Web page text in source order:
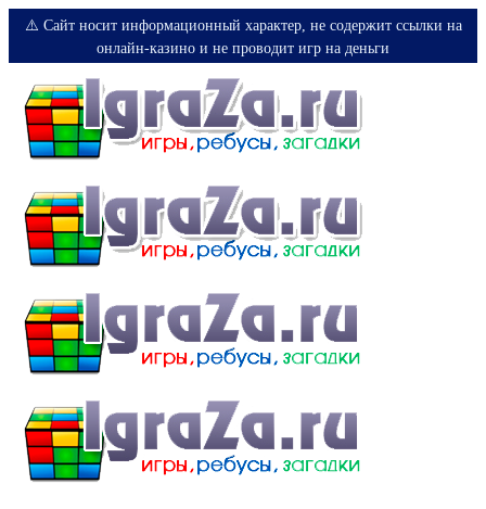
⚠️ Сайт носит информационный характер, не содержит ссылки на
онлайн-казино и не проводит игр на деньги